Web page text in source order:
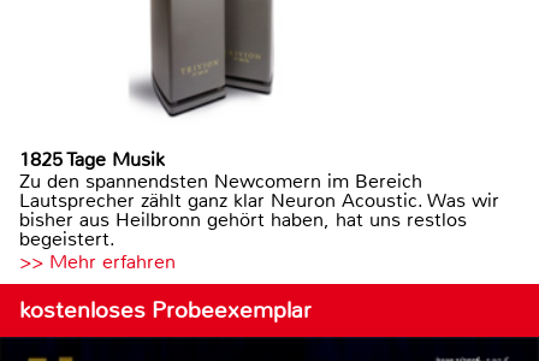
1825 Tage Musik
Zu den spannendsten Newcomern im Bereich
Lautsprecher zählt ganz klar Neuron Acoustic. Was wir
bisher aus Heilbronn gehört haben, hat uns restlos
begeistert.
>> Mehr erfahren
kostenloses Probeexemplar